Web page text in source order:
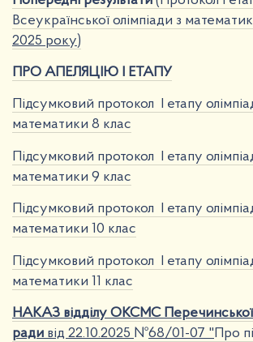
Всеукраїнської олімпіади з
2025 року)
ПРО АПЕЛЯЦІЮ І ЕТАПУ
Підсумковий протокол І етапу
математики 8 клас
Підсумковий протокол І етапу
математики 9 клас
Підсумковий протокол І етапу
математики 10 клас
Підсумковий протокол І етапу
математики 11 клас
НАКАЗ відділу ОКСМС Перечинської
ради від 22.10.2025 №68/01-07 "Про